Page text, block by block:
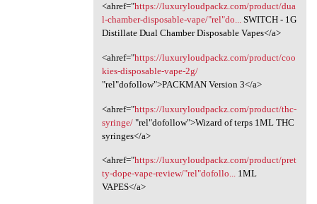
<ahref="https://luxuryloudpackz.com/product/dua
l-chamber-disposable-vape/"rel"do...SWITCH - 1G
Distillate Dual Chamber Disposable Vapes</a>
<ahref="https://luxuryloudpackz.com/product/coo
kies-disposable-vape-2g/
"rel"dofollow">PACKMAN Version 3</a>
<ahref="https://luxuryloudpackz.com/product/thc-
syringe/‎"rel"dofollow">Wizard of terps 1ML THC
syringes</a>
<ahref="https://luxuryloudpackz.com/product/pret
ty-dope-vape-review/"rel"dofollo...1ML
VAPES</a>